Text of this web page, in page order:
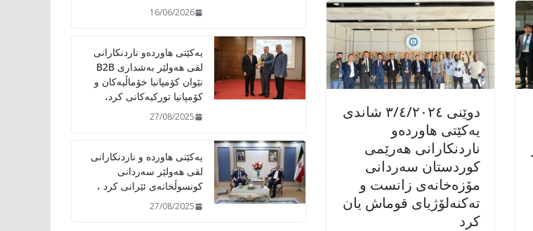
دوێنی ٣/٤/٢٠٢٤ شاندی
یەکێتی هاوردەو
ناردنکارانی هەرێمی
کوردستان سەردانی
مۆزەخانەی زانست و
تەکنەلۆژیای قوماش یان
کرد
16/06/2026
یەکێتی هاوردەو ناردنکارانی
لقی هەولێر بەشداری B2B
نێوان کۆمپانیا خۆماڵیەکان و
کۆمپانیا تورکیەکانی کرد،
27/08/2025
یەکێتی هاوردە و ناردنکارانی
لقی هەولێر سەردانی
کونسوڵخانەی ئێرانی کرد ،
27/08/2025